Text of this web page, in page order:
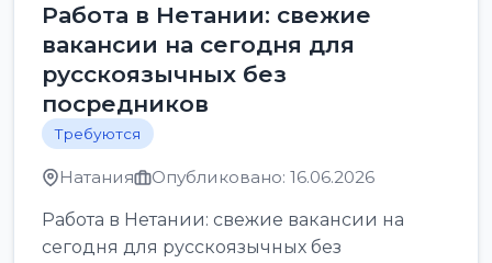
Работа в Нетании: свежие
вакансии на сегодня для
русскоязычных без
посредников
Требуются
Натания Опубликовано: 16.06.2026
Работа в Нетании: свежие вакансии на
сегодня для русскоязычных без